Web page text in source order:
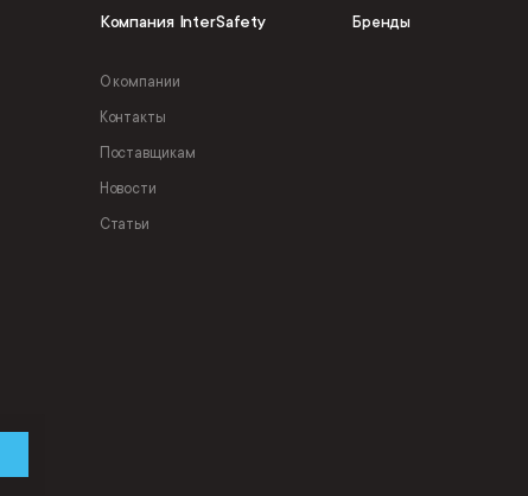
Компания InterSafety
О компании
Контакты
Поставщикам
Новости
Статьи
Бренды